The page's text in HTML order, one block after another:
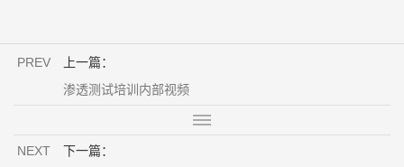
PREV
上一篇：
渗透测试培训内部视频
NEXT
下一篇：